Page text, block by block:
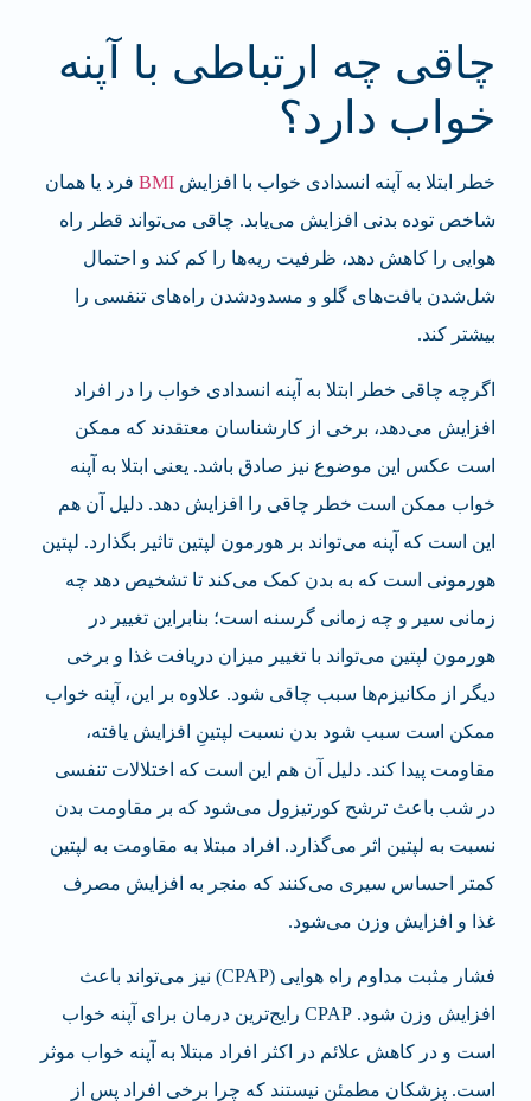
چاقی چه ارتباطی با آپنه
خواب دارد؟
خطر ابتلا به آپنه انسدادی خواب با افزایش BMI فرد یا همان
شاخص توده بدنی افزایش می‌یابد. چاقی می‌تواند قطر راه
هوایی را کاهش دهد، ظرفیت ریه‌ها را کم کند و احتمال
شل‌شدن بافت‌های گلو و مسدود‌شدن راه‌های تنفسی را
بیشتر کند.
اگرچه چاقی خطر ابتلا به آپنه انسدادی خواب را در افراد
افزایش می‌دهد، برخی از کارشناسان معتقدند که ممکن
است عکس این موضوع نیز صادق باشد. یعنی ابتلا به آپنه
خواب ممکن است خطر چاقی را افزایش دهد. دلیل آن هم
این است که آپنه می‌تواند بر هورمون لپتین تاثیر بگذارد. لپتین
هورمونی است که به بدن کمک می‌کند تا تشخیص دهد چه
زمانی سیر و چه زمانی گرسنه است؛ بنابراین تغییر در
هورمون لپتین می‌تواند با تغییر میزان دریافت غذا و برخی
دیگر از مکانیزم‌ها سبب چاقی شود. علاوه بر این، آپنه خواب
ممکن است سبب شود بدن نسبت لپتینِ افزایش یافته،
مقاومت پیدا کند. دلیل آن هم این است که اختلالات تنفسی
در شب باعث ترشح کورتیزول می‌شود که بر مقاومت بدن
نسبت به لپتین اثر می‌گذارد. افراد مبتلا به مقاومت به لپتین
کمتر احساس سیری می‌کنند که منجر به افزایش مصرف
غذا و افزایش وزن می‌شود.
فشار مثبت مداوم راه هوایی (CPAP) نیز می‌تواند باعث
افزایش وزن شود. CPAP رایج‌ترین درمان برای آپنه خواب
است و در کاهش علائم در اکثر افراد مبتلا به آپنه خواب موثر
است. پزشکان مطمئن نیستند که چرا برخی افراد پس از